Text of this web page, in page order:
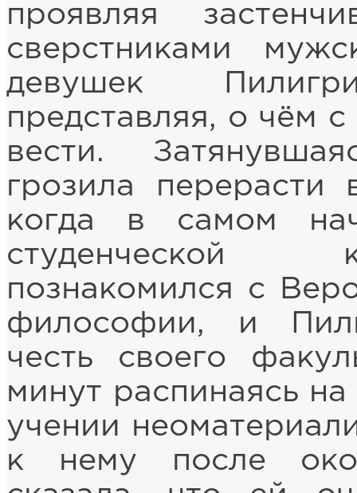
проявляя
сверстниками
девушек
представляя, о чём
вести.
грозила перерасти
когда в самом
студенческой
познакомился с
философии, и
честь своего
минут распинаясь
учении
к нему после